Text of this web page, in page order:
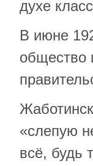
духе
В июне
общество
«слепую
всё, будь